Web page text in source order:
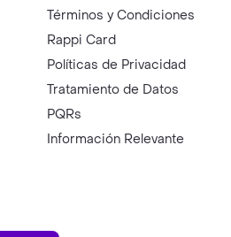
Términos y Condiciones
Rappi Card
Políticas de Privacidad
Tratamiento de Datos
PQRs
Información Relevante